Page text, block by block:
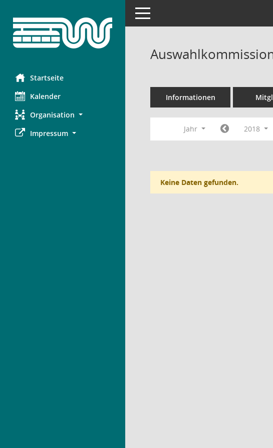
Startseite
Kalender
Organisation
Impressum
Toggle navigation
Informationen
Jahr 2018
Keine Daten gefunden.